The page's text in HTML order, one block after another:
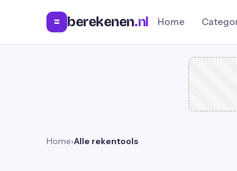
= berekenen.nl Home
Home›Alle rekentools